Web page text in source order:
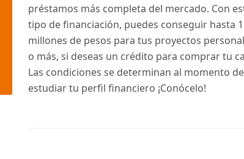
préstamos más completa del mercado. Con
tipo de financiación, puedes conseguir hasta
millones de pesos para tus proyectos
o más, si deseas un crédito para comprar tu
Las condiciones se determinan al momento de
estudiar tu perfil financiero ¡Conócelo!